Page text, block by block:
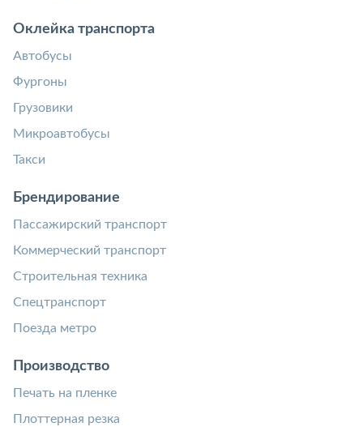
Оклейка транспорта
Автобусы
Фургоны
Грузовики
Микроавтобусы
Такси
Брендирование
Пассажирский транспорт
Коммерческий транспорт
Строительная техника
Спецтранспорт
Поезда метро
Производство
Печать на пленке
Плоттерная резка